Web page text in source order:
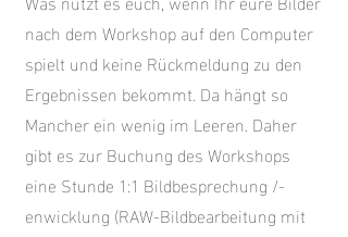
nach dem Workshop auf den Computer
spielt und keine Rückmeldung zu den
Ergebnissen bekommt. Da hängt so
Mancher ein wenig im Leeren. Daher
gibt es zur Buchung des Workshops
eine Stunde 1:1 Bildbesprechung /-
enwicklung (RAW-Bildbearbeitung mit